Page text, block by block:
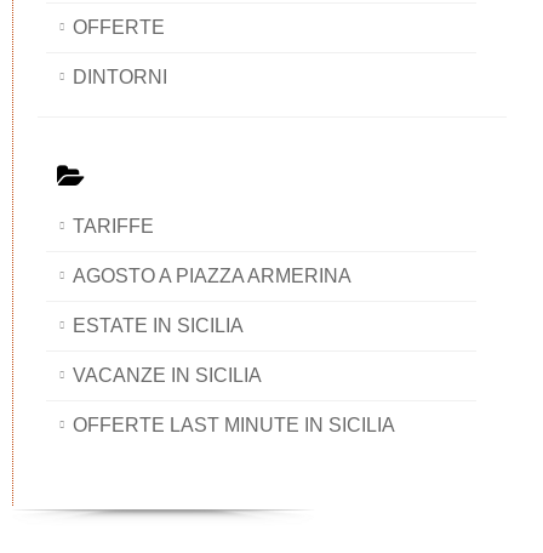
OFFERTE
DINTORNI
TARIFFE
AGOSTO A PIAZZA ARMERINA
ESTATE IN SICILIA
VACANZE IN SICILIA
OFFERTE LAST MINUTE IN SICILIA